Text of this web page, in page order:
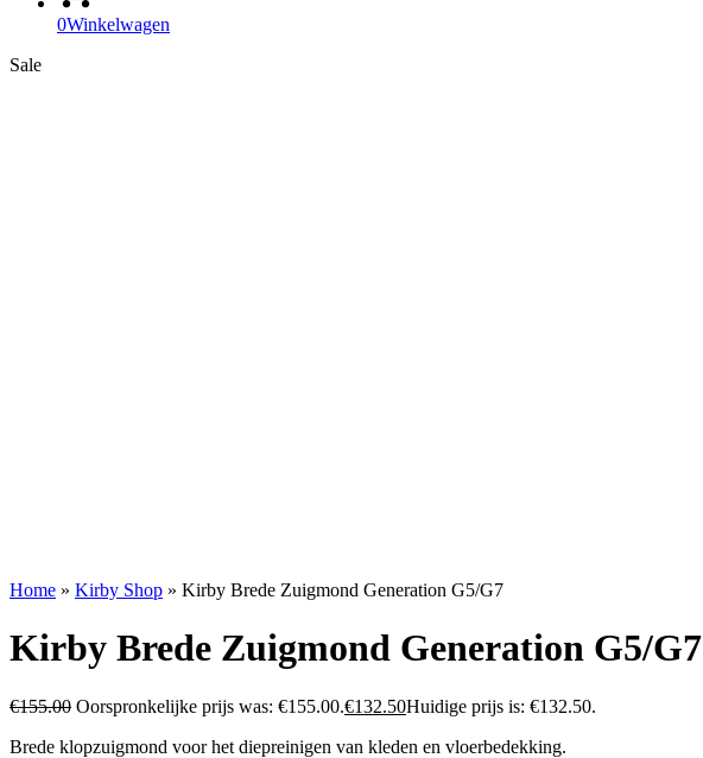
0Winkelwagen
Sale
Home » Kirby Shop » Kirby Brede Zuigmond Generation G5/G7
Kirby Brede Zuigmond Generation G5/G7
€155.00 Oorspronkelijke prijs was: €155.00.€132.50Huidige prijs is: €132.50.
Brede klopzuigmond voor het diepreinigen van kleden en vloerbedekking.